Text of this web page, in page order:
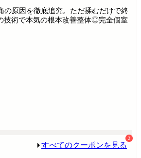
の原因を徹底追究。ただ揉むだけで終
技術で本気の根本改善整体◎完全個室
すべてのクーポンを見る
2